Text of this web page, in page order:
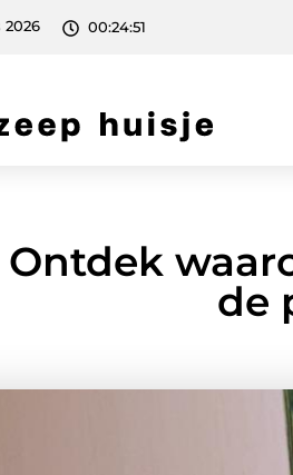
00:24:53
Ontdek
de